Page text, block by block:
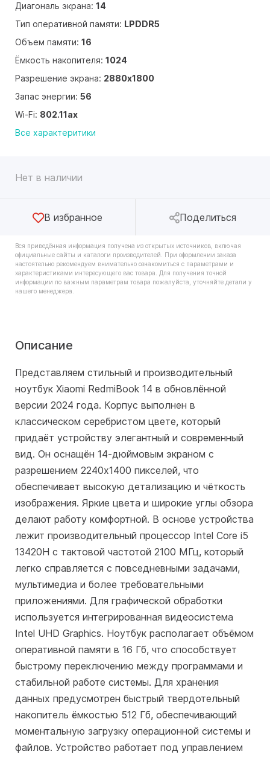
Диагональ экрана: 14
Тип оперативной памяти: LPDDR5
Объем памяти: 16
Ёмкость накопителя: 1024
Разрешение экрана: 2880x1800
Запас энергии: 56
Wi-Fi: 802.11ax
Все характеритики
Нет в наличии
В избранное Поделиться
Вся приведённая информация получена из открытых источников, включая
официальные сайты и каталоги производителей. При оформлении заказа
настоятельно рекомендуем внимательно ознакомиться с параметрами и
характеристиками интересующего вас товара. Для получения точной
информации по важным параметрам товара пожалуйста, уточняйте детали у
нашего менеджера.
Описание
Представляем стильный и производительный
ноутбук Xiaomi RedmiBook 14 в обновлённой
версии 2024 года. Корпус выполнен в
классическом серебристом цвете, который
придаёт устройству элегантный и современный
вид. Он оснащён 14-дюймовым экраном с
разрешением 2240x1400 пикселей, что
обеспечивает высокую детализацию и чёткость
изображения. Яркие цвета и широкие углы обзора
делают работу комфортной. В основе устройства
лежит производительный процессор Intel Core i5
13420H с тактовой частотой 2100 МГц, который
легко справляется с повседневными задачами,
мультимедиа и более требовательными
приложениями. Для графической обработки
используется интегрированная видеосистема
Intel UHD Graphics. Ноутбук располагает объёмом
оперативной памяти в 16 Гб, что способствует
быстрому переключению между программами и
стабильной работе системы. Для хранения
данных предусмотрен быстрый твердотельный
накопитель ёмкостью 512 Гб, обеспечивающий
моментальную загрузку операционной системы и
файлов. Устройство работает под управлением